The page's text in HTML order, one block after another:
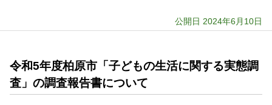
公開日 2024年6月10日
令和5年度柏原市「子どもの生活に関する実態調
査」の調査報告書について